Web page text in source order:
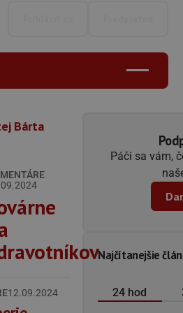
Bárta
12.09.2024
Páči sa vám,
Najčítanejšie
24 hod